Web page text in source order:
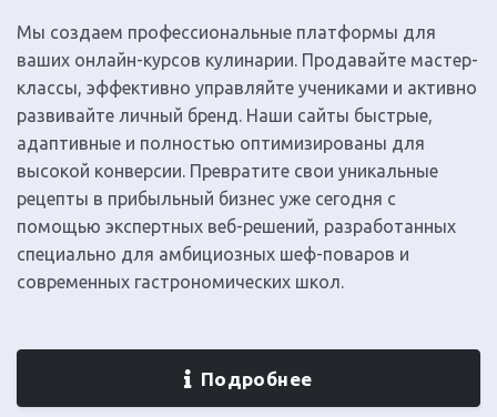
Мы создаем профессиональные платформы для
ваших онлайн-курсов кулинарии. Продавайте мастер-
классы, эффективно управляйте учениками и активно
развивайте личный бренд. Наши сайты быстрые,
адаптивные и полностью оптимизированы для
высокой конверсии. Превратите свои уникальные
рецепты в прибыльный бизнес уже сегодня с
помощью экспертных веб-решений, разработанных
специально для амбициозных шеф-поваров и
современных гастрономических школ.
Подробнее